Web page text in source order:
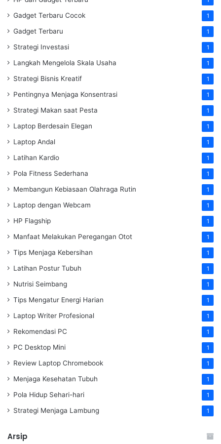
Gadget Terbaru Cocok 1
Gadget Terbaru 1
Strategi Investasi 1
Langkah Mengelola Skala Usaha 1
Strategi Bisnis Kreatif 1
Pentingnya Menjaga Konsentrasi 1
Strategi Makan saat Pesta 1
Laptop Berdesain Elegan 1
Laptop Andal 1
Latihan Kardio 1
Pola Fitness Sederhana 1
Membangun Kebiasaan Olahraga Rutin 1
Laptop dengan Webcam 1
HP Flagship 1
Manfaat Melakukan Peregangan Otot 1
Tips Menjaga Kebersihan 1
Latihan Postur Tubuh 1
Nutrisi Seimbang 1
Tips Mengatur Energi Harian 1
Laptop Writer Profesional 1
Rekomendasi PC 1
PC Desktop Mini 1
Review Laptop Chromebook 1
Menjaga Kesehatan Tubuh 1
Pola Hidup Sehari-hari 1
Strategi Menjaga Lambung 1
Arsip